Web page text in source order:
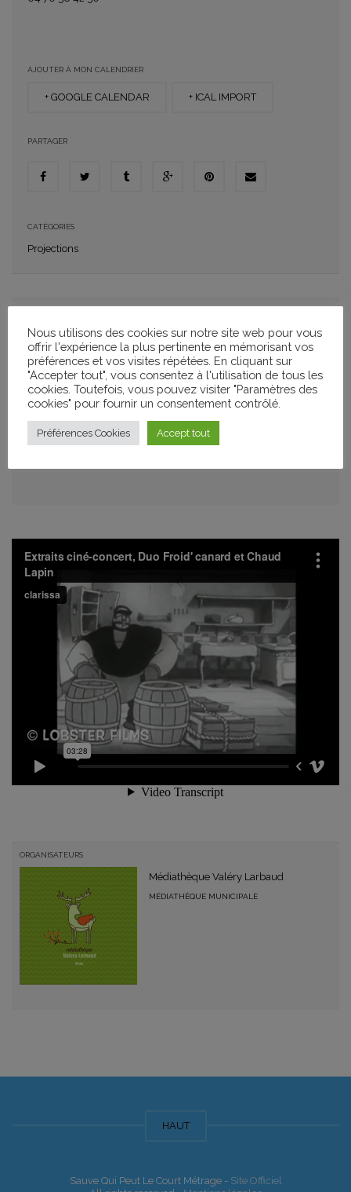
AJOUTER À MON CALENDRIER
+ GOOGLE CALENDAR + ICAL IMPORT
PARTAGER
CATÉGORIES
Projections
Un duo de musiciens, Clément et Thomas Peyronnet, s’empare de
dessins animés muets des années 30′ pour ce ciné-concert. Leur
musique, aux inspirations de Franck Zappa, Sergio Leone ou
encore le Velvet Underground jette un nouvel éclairage sur ces
ORGANISATEURS
Médiathèque Valéry Larbaud
MÉDIATHÈQUE MUNICIPALE
HAUT
Sauve Qui Peut Le Court Métrage - Site Officiel
Nous utilisons des cookies sur notre site web pour vous
offrir l'expérience la plus pertinente en mémorisant vos
préférences et vos visites répétées. En cliquant sur
"Accepter tout", vous consentez à l'utilisation de tous les
cookies. Toutefois, vous pouvez visiter "Paramètres des
cookies" pour fournir un consentement contrôlé.
Préférences Cookies Accept tout